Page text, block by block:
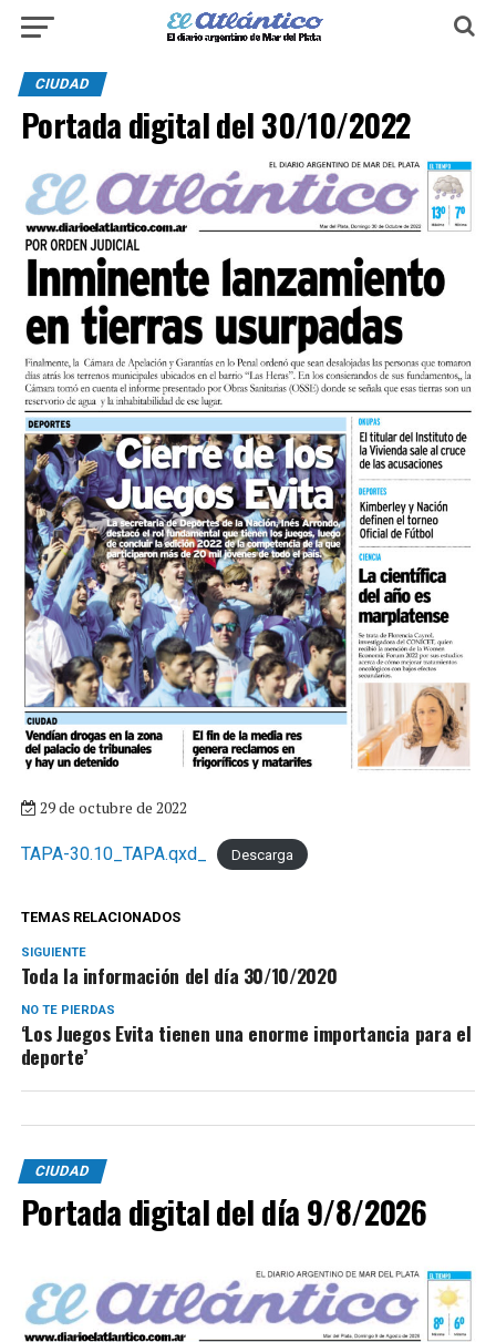
CIUDAD
Portada digital del 30/10/2022
29 de octubre de 2022
TAPA-30.10_TAPA.qxd_ Descarga
TEMAS RELACIONADOS
SIGUIENTE
Toda la información del día 30/10/2020
NO TE PIERDAS
‘Los Juegos Evita tienen una enorme importancia para el
deporte’
CIUDAD
Portada digital del día 9/8/2026